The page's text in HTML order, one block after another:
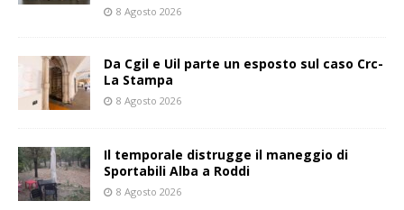
8 Agosto 2026
Da Cgil e Uil parte un esposto sul caso Crc-
La Stampa
8 Agosto 2026
Il temporale distrugge il maneggio di
Sportabili Alba a Roddi
8 Agosto 2026